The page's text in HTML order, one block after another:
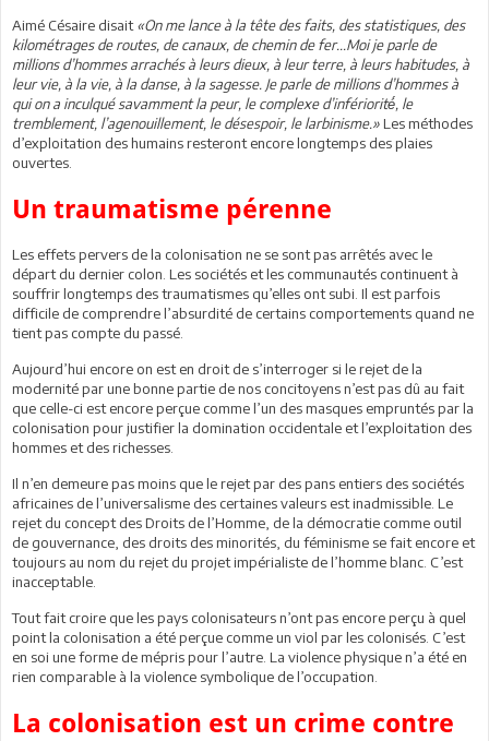
Aimé Césaire disait«On me lance à la tête des faits, des statistiques, des
kilométrages de routes, de canaux, de chemin de fer...Moi je parle de
millions d’hommes arrachés à leurs dieux, à leur terre, à leurs habitudes, à
leur vie, à la vie, à la danse, à la sagesse. Je parle de millions d’hommes à
qui on a inculqué savamment la peur, le complexe d’infériorité́, le
tremblement, l’agenouillement, le désespoir, le larbinisme.»Les méthodes
d’exploitation des humains resteront encore longtemps des plaies
ouvertes.
Un traumatisme pérenne
Les effets pervers de la colonisation ne se sont pas arrêtés avec le
départ du dernier colon. Les sociétés et les communautés continuent à
souffrir longtemps des traumatismes qu’elles ont subi. Il est parfois
difficile de comprendre l’absurdité de certains comportements quand ne
tient pas compte du passé.
Aujourd’hui encore on est en droit de s’interroger si le rejet de la
modernité par une bonne partie de nos concitoyens n’est pas dû au fait
que celle-ci est encore perçue comme l’un des masques empruntés par la
colonisation pour justifier la domination occidentale et l’exploitation des
hommes et des richesses.
Il n’en demeure pas moins que le rejet par des pans entiers des sociétés
africaines de l’universalisme des certaines valeurs est inadmissible. Le
rejet du concept des Droits de l’Homme, de la démocratie comme outil
de gouvernance, des droits des minorités, du féminisme se fait encore et
toujours au nom du rejet du projet impérialiste de l’homme blanc. C’est
inacceptable.
Tout fait croire que les pays colonisateurs n’ont pas encore perçu à quel
point la colonisation a été perçue comme un viol par les colonisés. C’est
en soi une forme de mépris pour l’autre. La violence physique n’a été en
rien comparable à la violence symbolique de l’occupation.
La colonisation est un crime contre